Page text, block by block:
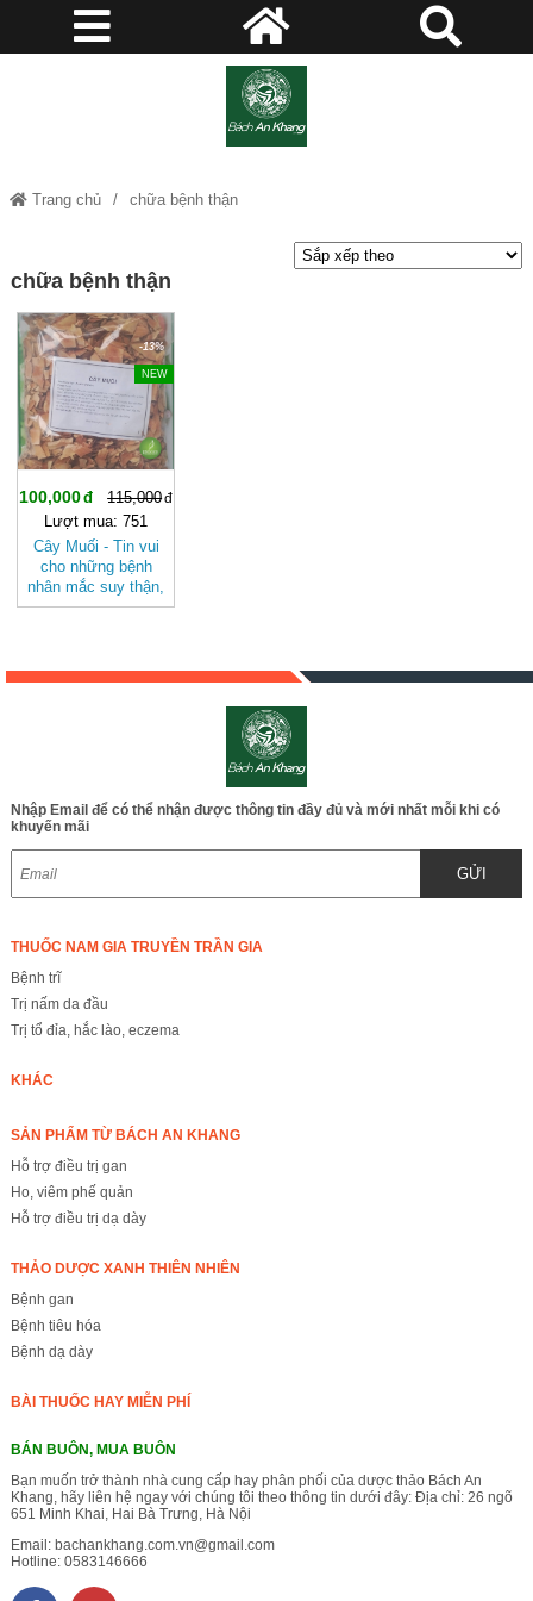
Trang chủ chữa bệnh thận
chữa bệnh thận
-13%
NEW
100,000
115,000
Lượt mua: 751
Cây Muối - Tin vui
cho những bệnh
nhân mắc suy thận,
bệnh hư JD188
Nhập Email để có thể nhận được thông tin đầy đủ và mới nhất mỗi khi có
khuyến mãi
GỬI
THUỐC NAM GIA TRUYỀN TRẦN GIA
Bệnh trĩ
Trị nấm da đầu
Trị tổ đỉa, hắc lào, eczema
KHÁC
SẢN PHẨM TỪ BÁCH AN KHANG
Hỗ trợ điều trị gan
Ho, viêm phế quản
Hỗ trợ điều trị dạ dày
THẢO DƯỢC XANH THIÊN NHIÊN
Bệnh gan
Bệnh tiêu hóa
Bệnh dạ dày
BÀI THUỐC HAY MIỄN PHÍ
BÁN BUÔN, MUA BUÔN
Bạn muốn trở thành nhà cung cấp hay phân phối của dược thảo Bách An
Khang, hãy liên hệ ngay với chúng tôi theo thông tin dưới đây: Địa chỉ: 26 ngõ
651 Minh Khai, Hai Bà Trưng, Hà Nội
Email: bachankhang.com.vn@gmail.com
Hotline: 0583146666